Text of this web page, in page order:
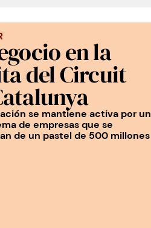
en la
del Circuit
se mantiene activa por un
de empresas que se
de un pastel de 500 millones